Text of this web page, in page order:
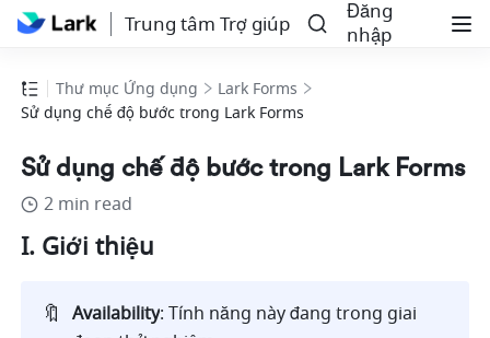
Trung tâm Trợ giúp
Đăng
nhập
Thư mục Ứng dụng
Lark Forms
Sử dụng chế độ bước trong Lark Forms
Sử dụng chế độ bước trong Lark Forms
2 min read
I. Giới thiệu
🔖 Availability: Tính năng này đang trong giai